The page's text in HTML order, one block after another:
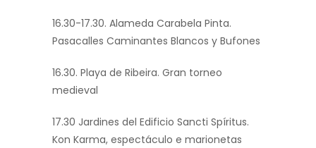
16.30-17.30. Alameda Carabela Pinta.
Pasacalles Caminantes Blancos y Bufones
16.30. Playa de Ribeira. Gran torneo
medieval
17.30 Jardines del Edificio Sancti Spíritus.
Kon Karma, espectáculo e marionetas